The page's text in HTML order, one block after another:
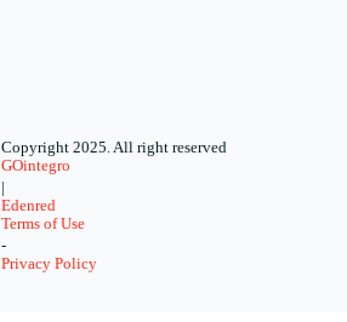
Copyright 2025. All right reserved
GOintegro
Edenred
Terms of Use
-
Privacy Policy